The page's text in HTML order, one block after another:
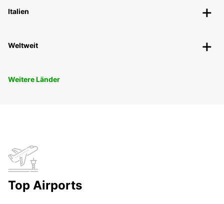
Italien
Weltweit
Weitere Länder
Top Airports